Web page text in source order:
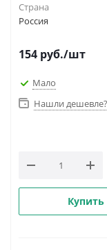
Страна
Россия
154 руб./шт
Мало
Нашли дешевле?